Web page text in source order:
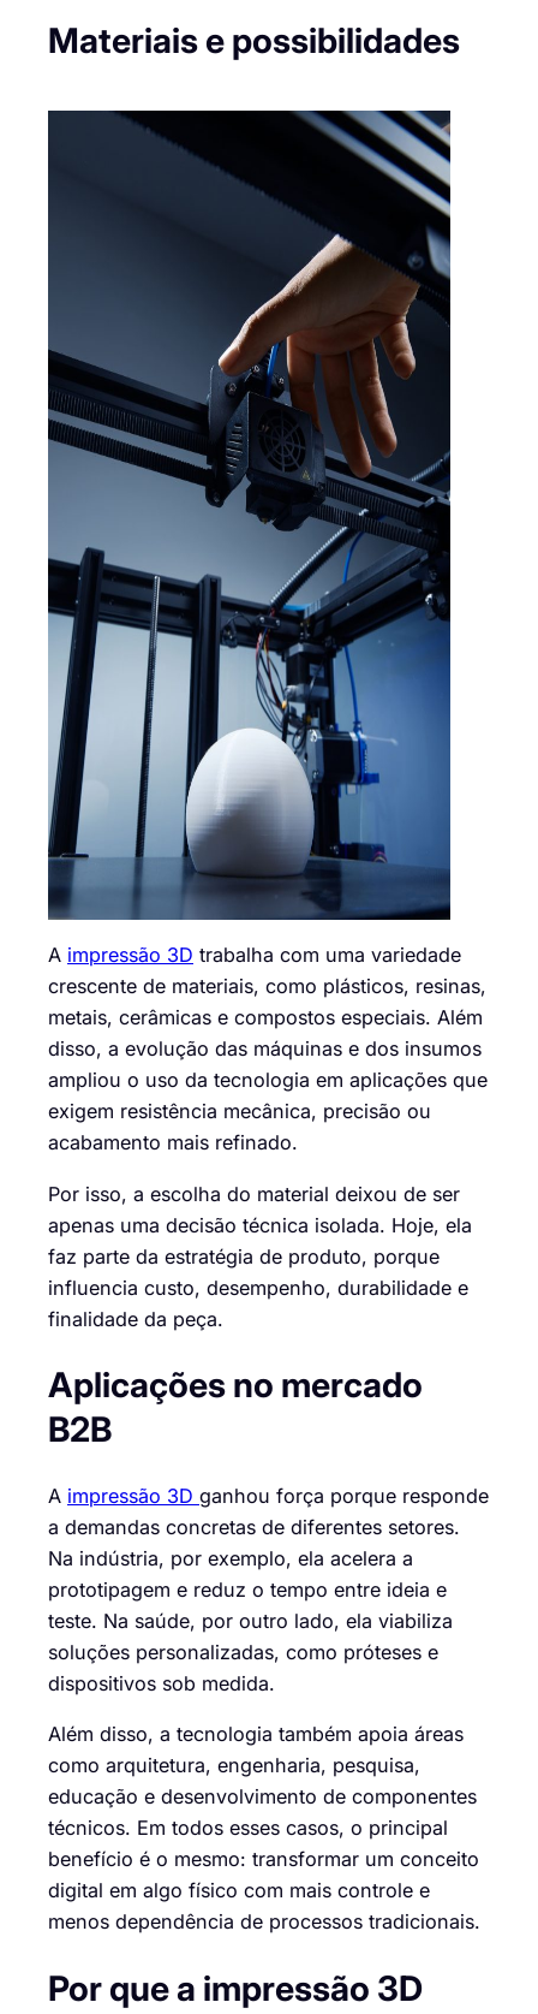
Materiais e possibilidades
A impressão 3D trabalha com uma variedade
crescente de materiais, como plásticos, resinas,
metais, cerâmicas e compostos especiais. Além
disso, a evolução das máquinas e dos insumos
ampliou o uso da tecnologia em aplicações que
exigem resistência mecânica, precisão ou
acabamento mais refinado.
Por isso, a escolha do material deixou de ser
apenas uma decisão técnica isolada. Hoje, ela
faz parte da estratégia de produto, porque
influencia custo, desempenho, durabilidade e
finalidade da peça.
Aplicações no mercado
B2B
A impressão 3D ganhou força porque responde
a demandas concretas de diferentes setores.
Na indústria, por exemplo, ela acelera a
prototipagem e reduz o tempo entre ideia e
teste. Na saúde, por outro lado, ela viabiliza
soluções personalizadas, como próteses e
dispositivos sob medida.
Além disso, a tecnologia também apoia áreas
como arquitetura, engenharia, pesquisa,
educação e desenvolvimento de componentes
técnicos. Em todos esses casos, o principal
benefício é o mesmo: transformar um conceito
digital em algo físico com mais controle e
menos dependência de processos tradicionais.
Por que a impressão 3D